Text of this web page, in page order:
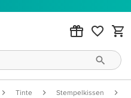
Tinte Stempelkissen